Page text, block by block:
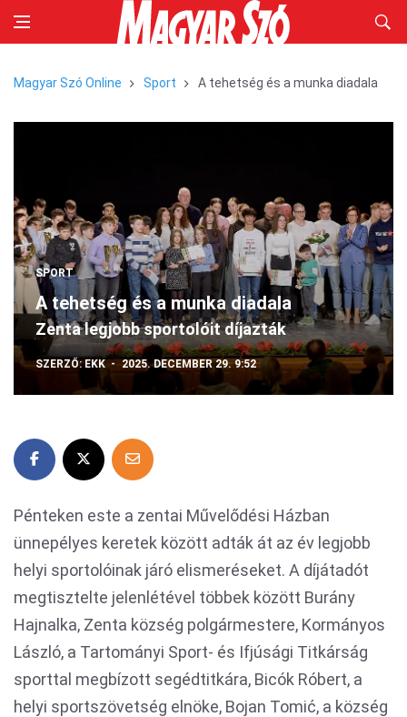
Magyar Szó Online Sport A tehetség és a munka diadala
SPORT
A tehetség és a munka diadala
Zenta legjobb sportolóit díjazták
SZERZŐ:EKK 2025. DECEMBER 29. 9:52
Pénteken este a zentai Művelődési Házban
ünnepélyes keretek között adták át az év legjobb
helyi sportolóinak járó elismeréseket. A díjátadót
megtisztelte jelenlétével többek között Burány
Hajnalka, Zenta község polgármestere, Kormányos
László, a Tartományi Sport- és Ifjúsági Titkárság
sporttal megbízott segédtitkára, Bicók Róbert, a
helyi sportszövetség elnöke, Bojan Tomić, a község